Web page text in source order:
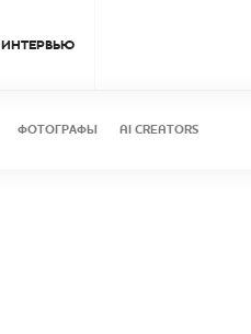
ИНТЕРВЬЮ
ФОТОГРАФЫ AI CREATORS